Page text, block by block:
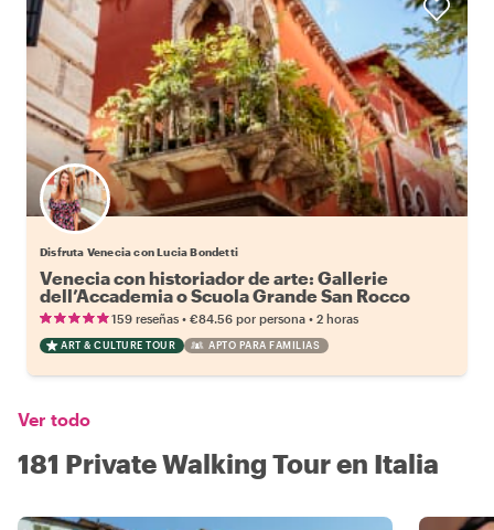
Disfruta Venecia con Lucia Bondetti
Venecia con historiador de arte: Gallerie
dell’Accademia o Scuola Grande San Rocco
159 reseñas • €84.56 por persona • 2 horas
ART & CULTURE TOUR APTO PARA FAMILIAS
Ver todo
181 Private Walking Tour en Italia